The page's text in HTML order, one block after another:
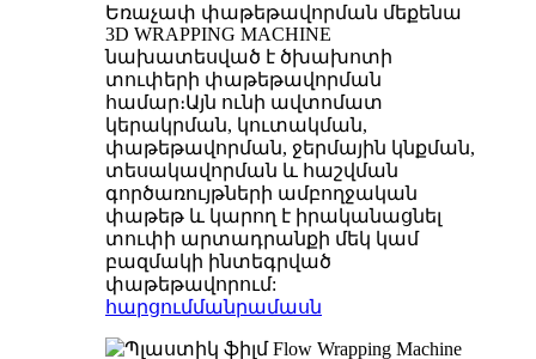
Եռաչափ փաթեթավորման մեքենա
3D WRAPPING MACHINE
նախատեսված է ծխախոտի
տուփերի փաթեթավորման
համար։Այն ունի ավտոմատ
կերակրման, կուտակման,
փաթեթավորման, ջերմային կնքման,
տեսակավորման և հաշվման
գործառույթների ամբողջական
փաթեթ և կարող է իրականացնել
տուփի արտադրանքի մեկ կամ
բազմակի ինտեգրված
փաթեթավորում:
հարցումմանրամասն